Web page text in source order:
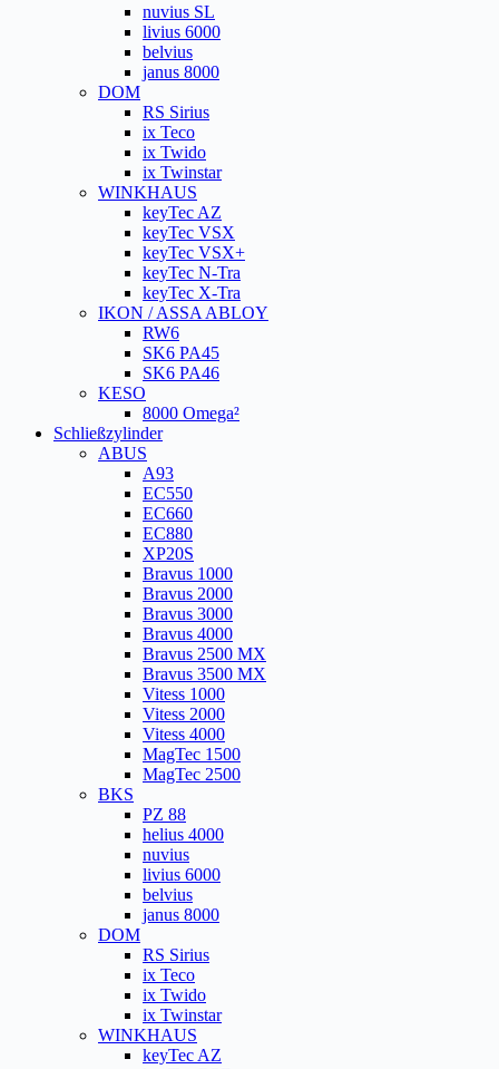
nuvius SL
livius 6000
belvius
janus 8000
DOM
RS Sirius
ix Teco
ix Twido
ix Twinstar
WINKHAUS
keyTec AZ
keyTec VSX
keyTec VSX+
keyTec N-Tra
keyTec X-Tra
IKON / ASSA ABLOY
RW6
SK6 PA45
SK6 PA46
KESO
8000 Omega²
Schließzylinder
ABUS
A93
EC550
EC660
EC880
XP20S
Bravus 1000
Bravus 2000
Bravus 3000
Bravus 4000
Bravus 2500 MX
Bravus 3500 MX
Vitess 1000
Vitess 2000
Vitess 4000
MagTec 1500
MagTec 2500
BKS
PZ 88
helius 4000
nuvius
livius 6000
belvius
janus 8000
DOM
RS Sirius
ix Teco
ix Twido
ix Twinstar
WINKHAUS
keyTec AZ